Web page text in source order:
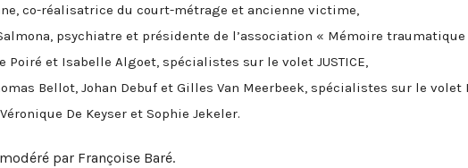
co-réalisatrice du court-métrage et ancienne victime,
psychiatre et présidente de l’association « Mémoire
Poiré et Isabelle Algoet, spécialistes sur le volet JUSTICE,
Bellot, Johan Debuf et Gilles Van Meerbeek, spécialistes sur le volet
De Keyser et Sophie Jekeler.
par Françoise Baré.